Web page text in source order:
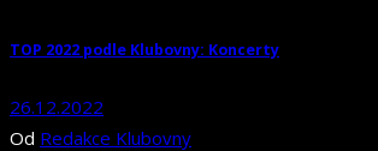
TOP 2022 podle Klubovny: Koncerty
26.12.2022
Od Redakce Klubovny